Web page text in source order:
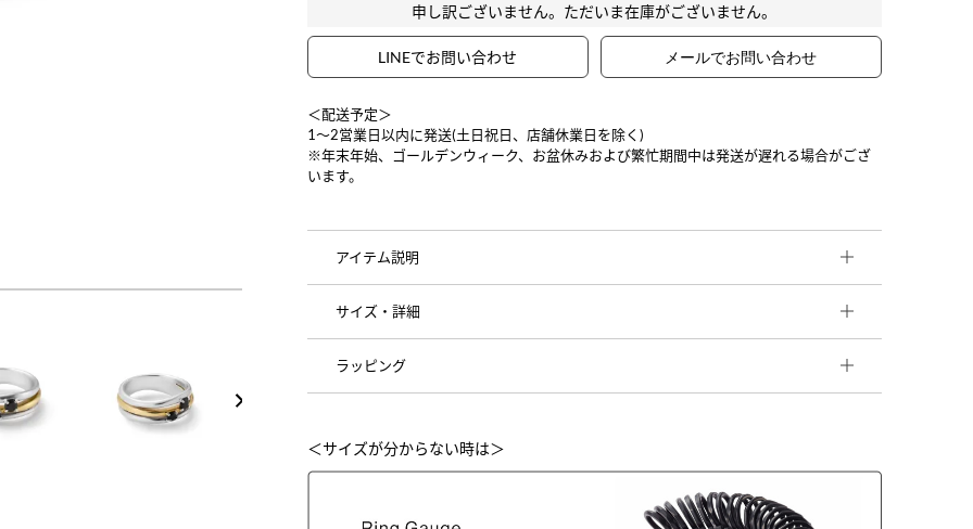
申し訳ございません。ただいま在庫がございません。
LINEでお問い合わせ
＜配送予定＞
1〜2営業日以内に発送(土日祝日、店舗休業日を除く)
※年末年始、ゴールデンウィーク、お盆休みおよび繁忙期間中は発送が遅れる場合がござ
います。
アイテム説明
サイズ・詳細
ラッピング
＜サイズが分からない時は＞